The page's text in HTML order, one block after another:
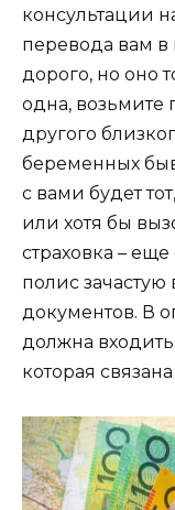
консультации
перевода вам в
дорого, но оно
одна, возьмите
другого
беременных
с вами будет
или хотя бы
страховка –
полис зачастую
документов. В
должна
которая